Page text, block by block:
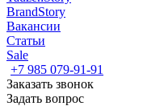
BrandStory
Вакансии
Статьи
Sale
+7 985 079-91-91
Заказать звонок
Задать вопрос